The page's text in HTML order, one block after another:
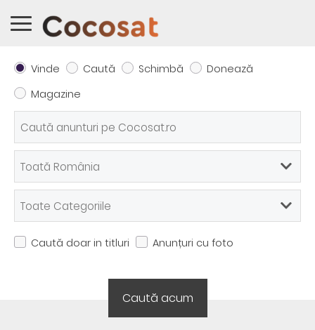
Vinde Caută Schimbă
Donează
Magazine
Caută doar in titluri Anunțuri cu foto